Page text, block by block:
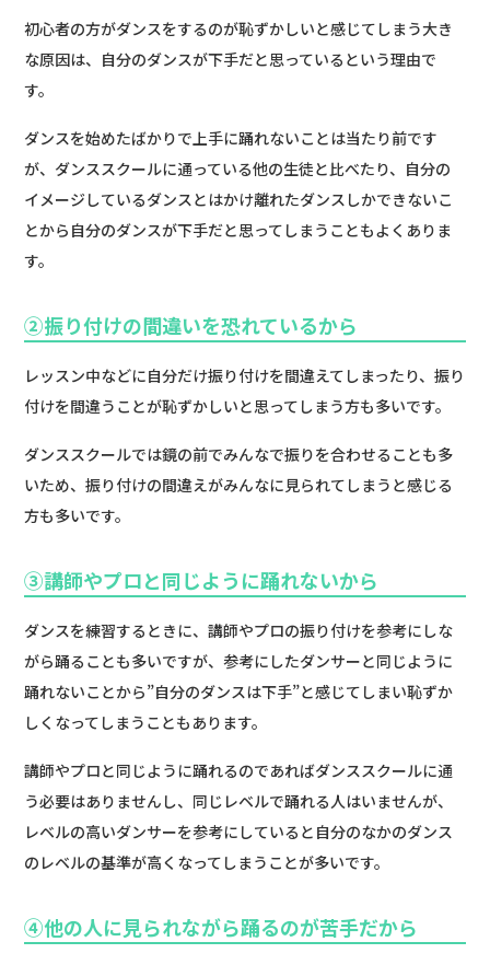
初心者の方がダンスをするのが恥ずかしいと感じてしまう大き
な原因は、自分のダンスが下手だと思っているという理由で
す。
ダンスを始めたばかりで上手に踊れないことは当たり前です
が、ダンススクールに通っている他の生徒と比べたり、自分の
イメージしているダンスとはかけ離れたダンスしかできないこ
とから自分のダンスが下手だと思ってしまうこともよくありま
す。
②振り付けの間違いを恐れているから
レッスン中などに自分だけ振り付けを間違えてしまったり、振り
付けを間違うことが恥ずかしいと思ってしまう方も多いです。
ダンススクールでは鏡の前でみんなで振りを合わせることも多
いため、振り付けの間違えがみんなに見られてしまうと感じる
方も多いです。
③講師やプロと同じように踊れないから
ダンスを練習するときに、講師やプロの振り付けを参考にしな
がら踊ることも多いですが、参考にしたダンサーと同じように
踊れないことから”自分のダンスは下手”と感じてしまい恥ずか
しくなってしまうこともあります。
講師やプロと同じように踊れるのであればダンススクールに通
う必要はありませんし、同じレベルで踊れる人はいませんが、
レベルの高いダンサーを参考にしていると自分のなかのダンス
のレベルの基準が高くなってしまうことが多いです。
④他の人に見られながら踊るのが苦手だから